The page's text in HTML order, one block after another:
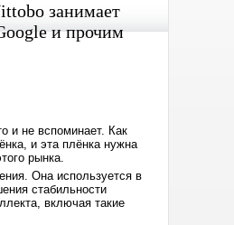
занимает
и прочим
и не вспоминает. Как
и эта плёнка нужна
рынка.
Она используется в
стабильности
включая такие